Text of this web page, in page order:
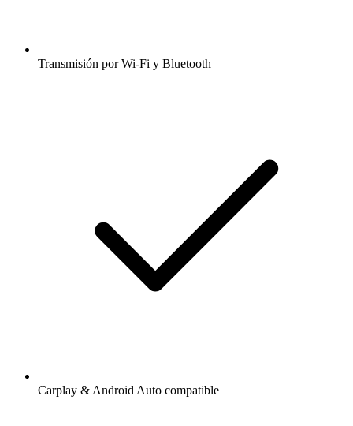
Transmisión por Wi-Fi y Bluetooth
Carplay & Android Auto compatible